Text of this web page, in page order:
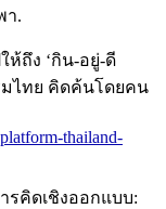
า.
ห้ถึง ‘กิน-อยู่-ดี
ไทย คิดค้นโดยคน
thailand-
รคิดเชิงออกแบบ: